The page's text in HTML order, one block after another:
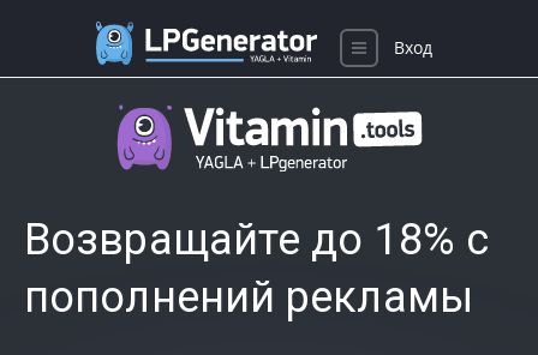
Возвращайте до 18% с
пополнений рекламы
Вход